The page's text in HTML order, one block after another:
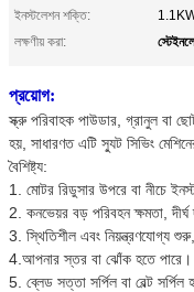
ইনস্টলেশন শক্তি:
লক্ষণীয় করা:
প্রয়োগ:
স্ক্রু পরিবাহক পাউডার, গ্রানুল বা
হয়, সাধারণত এটি স্যুট সিভিং
বৈশিষ্ট্য:
1. মোটর রিডুসার উপরে বা নীচে
2. কনভেয়র বড় পরিবহন ক্ষমতা,
3. স্থিতিশীল এবং নিয়ন্ত্রণযোগ্য
4.আপনার স্তর বা ঝোঁক হতে পারে।
5. ব্লেড সত্তা সর্পিল বা বেল্ট সর্পিল